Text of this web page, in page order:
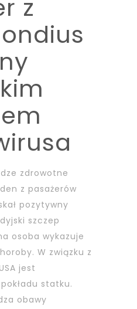
z
zdrowotne
z pasażerów
pozytywny
szczep
osoba wykazuje
W związku z
jest
statku.
obawy